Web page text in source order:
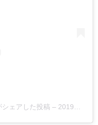
ェアした投稿 – 2019年 5月月2日午前12時28分PDT